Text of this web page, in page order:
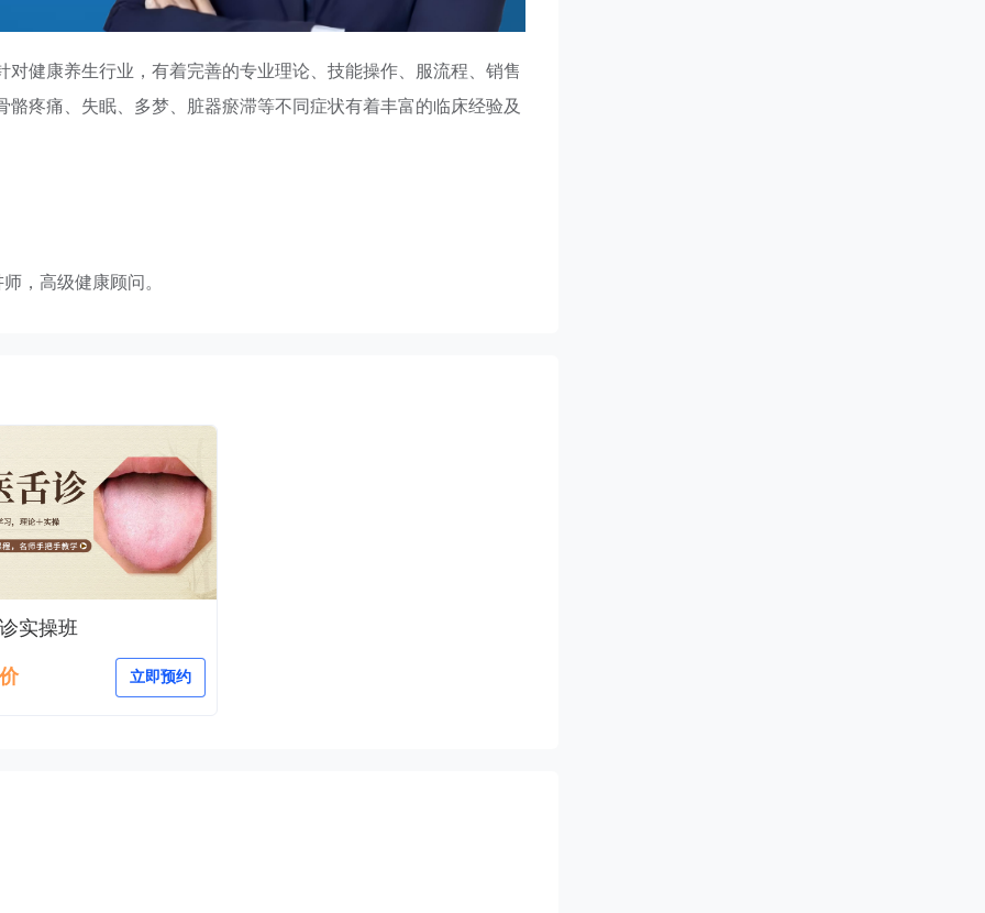
健康养生行业，有着完善的专业理论、技能操作、服流程、销售
疼痛、失眠、多梦、脏器瘀滞等不同症状有着丰富的临床经验及
，高级健康顾问。
实操班
立即预约